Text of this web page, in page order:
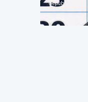
Gepubliceerd op